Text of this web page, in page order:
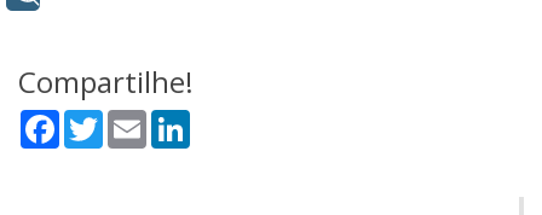
Compartilhe!
Facebook
TwitterEmail